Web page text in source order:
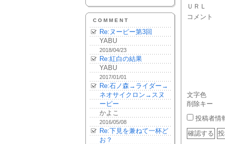
COMMENT
Re:ヌーピー第3回
YABU
2018/04/23
Re:紅白の結果
YABU
2017/01/01
Re:石ノ森→ライダー→
ネオサイクロン→スヌ
ーピー
かよこ
2016/05/08
Re:下見を兼ねて一杯ど
お？
ＵＲＬ
コメント
文字色
削除キー
投稿者情